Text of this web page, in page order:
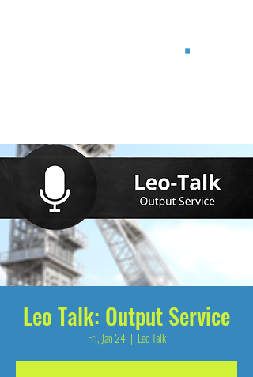
Leo Talk: Output Service
Fri, Jan 24
  |
Leo Talk